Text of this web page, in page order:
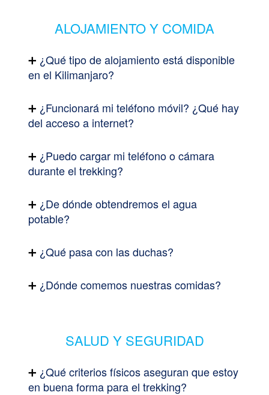
ALOJAMIENTO Y COMIDA
¿Qué tipo de alojamiento está disponible
en el Kilimanjaro?
¿Funcionará mi teléfono móvil? ¿Qué hay
del acceso a internet?
¿Puedo cargar mi teléfono o cámara
durante el trekking?
¿De dónde obtendremos el agua
potable?
¿Qué pasa con las duchas?
¿Dónde comemos nuestras comidas?
SALUD Y SEGURIDAD
¿Qué criterios físicos aseguran que estoy
en buena forma para el trekking?